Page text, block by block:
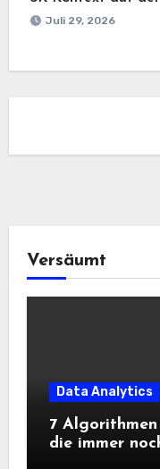
Juli 29, 2026
Versäumt
Data Analytics
7
die immer